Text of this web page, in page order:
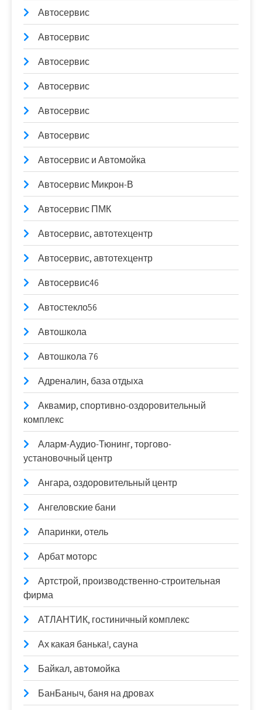
Автосервис
Автосервис
Автосервис
Автосервис
Автосервис
Автосервис
Автосервис и Автомойка
Автосервис Микрон-В
Автосервис ПМК
Автосервис, автотехцентр
Автосервис, автотехцентр
Автосервис46
Автостекло56
Автошкола
Автошкола 76
Адреналин, база отдыха
Аквамир, спортивно-оздоровительный
комплекс
Аларм-Аудио-Тюнинг, торгово-
установочный центр
Ангара, оздоровительный центр
Ангеловские бани
Апаринки, отель
Арбат моторс
Артстрой, производственно-строительная
фирма
АТЛАНТИК, гостиничный комплекс
Ах какая банька!, сауна
Байкал, автомойка
БанБаныч, баня на дровах